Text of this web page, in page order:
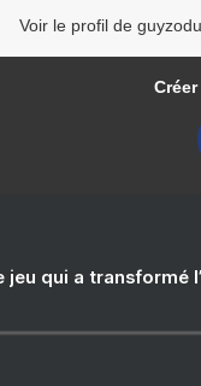
Voir le profil de
jeu qui a transformé